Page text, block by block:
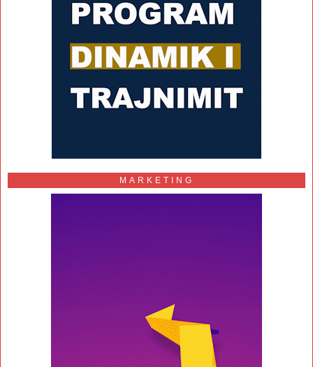
MARKETING